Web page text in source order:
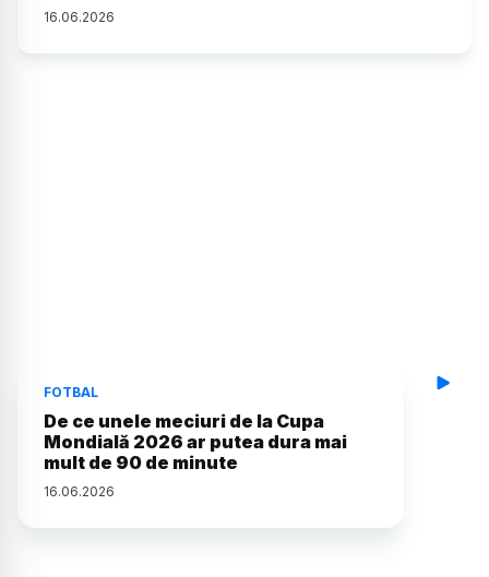
16.06.2026
FOTBAL
De ce unele meciuri de la Cupa
Mondială 2026 ar putea dura mai
mult de 90 de minute
16.06.2026